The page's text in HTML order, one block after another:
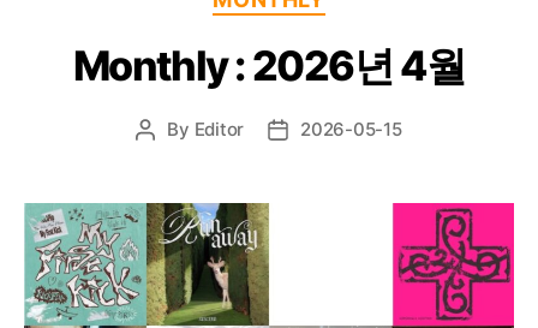
Monthly : 2026년 4월
Post
By Editor
Post2026-05-15